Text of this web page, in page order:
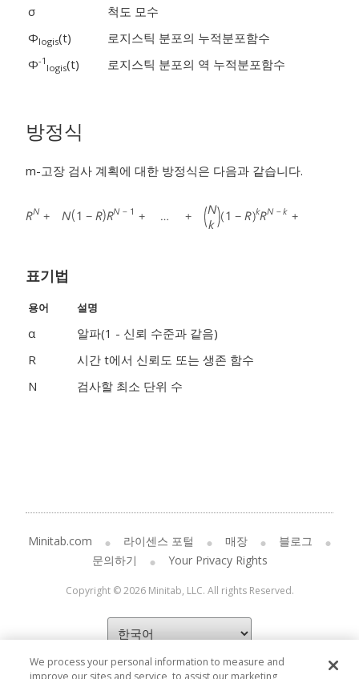
σ
척도 모수
Φlogis(t)
로지스틱 분포의 누적분포함수
Φ-1
logis(t) 로지스틱 분포의 역 누적분포함수
방정식
m-고장 검사 계획에 대한 방정식은 다음과 같습니다.
표기법
용어 설명
α
알파(1 - 신뢰 수준과 같음)
R
시간 t에서 신뢰도 또는 생존 함수
N
검사할 최소 단위 수
Minitab.com 라이센스 포털 매장
블로그
문의하기
Your Privacy Rights
Copyright © 2026 Minitab, LLC. All rights Reserved.
We process your personal information to measure and
improve our sites and service, to assist our marketing